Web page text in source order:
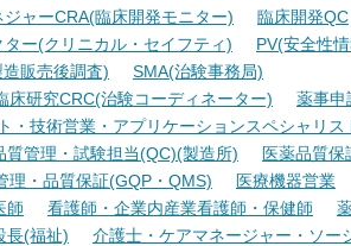
ャーCRA(臨床開発モニター)
臨床開発QC
ター(クリニカル・セイフティ)
PV(安全性
販売後調査)
SMA(治験事務局)
床研究CRC(治験コーディネーター) 薬事申
・技術営業・アプリケーションスペシャリス
質管理・試験担当(QC)(製造所)
医薬品質
理・品質保証(GQP・QMS) 医療機器営業
師 看護師・企業内産業看護師・保健師
長(福祉)
介護士・ケアマネージャー・ソー